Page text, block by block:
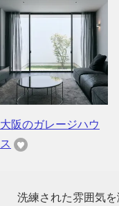
大阪のガレージハウ
ス
洗練された雰囲気